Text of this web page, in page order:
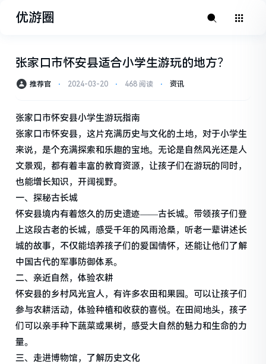
优游圈
张家口市怀安县适合小学生游玩的地方？
推荐官 ⋅ 2024-03-20 ⋅ 468 阅读 ⋅ 资讯
张家口市怀安县小学生游玩指南
张家口市怀安县，这片充满历史与文化的土地，对于小学生
来说，是个充满探索和乐趣的宝地。无论是自然风光还是人
文景观，都有着丰富的教育资源，让孩子们在游玩的同时，
也能增长知识，开阔视野。
一、探秘古长城
怀安县境内有着悠久的历史遗迹——古长城。带领孩子们登
上这段古老的长城，感受千年的风雨沧桑，听老一辈讲述长
城的故事，不仅能培养孩子们的爱国情怀，还能让他们了解
中国古代的军事防御体系。
二、亲近自然，体验农耕
怀安县的乡村风光宜人，有许多农田和果园。可以让孩子们
参与农耕活动，体验种植和收获的喜悦。在田间地头，孩子
们可以亲手种下蔬菜或果树，感受大自然的魅力和生命的力
量。
三、走进博物馆，了解历史文化